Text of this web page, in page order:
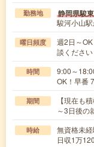
勤務地 静岡県駿
駿河小山
曜日頻度
週2日～
談ください
時間
9:00～
OK！早番
期間
【現在も
～3日後の
時給
無資格未
日収1万